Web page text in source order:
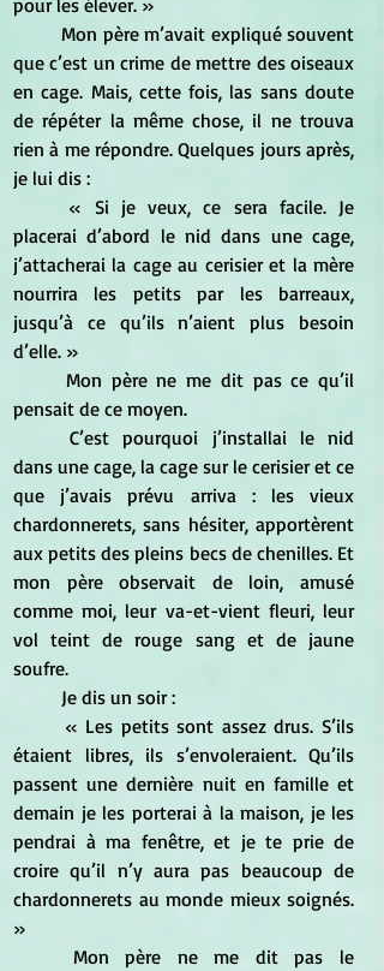
pour les élever. »
	Mon père m’avait expliqué souvent
que c’est un crime de mettre des oiseaux
en cage. Mais, cette fois, las sans doute
de répéter la même chose, il ne trouva
rien à me répondre. Quelques jours après,
je lui dis :
placerai d’abord le nid dans une cage,
j’attacherai la cage au cerisier et la mère
nourrira les petits par les barreaux,
jusqu’à ce qu’ils n’aient plus besoin
d’elle. »
pensait de ce moyen.
	C’est pourquoi j’installai le nid
dans une cage, la cage sur le cerisier et ce
que j’avais prévu arriva : les vieux
chardonnerets, sans hésiter, apportèrent
aux petits des pleins becs de chenilles. Et
mon père observait de loin, amusé
comme moi, leur va-et-vient fleuri, leur
vol teint de rouge sang et de jaune
soufre.
	Je dis un soir :
étaient libres, ils s’envoleraient. Qu’ils
passent une dernière nuit en famille et
demain je les porterai à la maison, je les
pendrai à ma fenêtre, et je te prie de
croire qu’il n’y aura pas beaucoup de
chardonnerets au monde mieux soignés.
»